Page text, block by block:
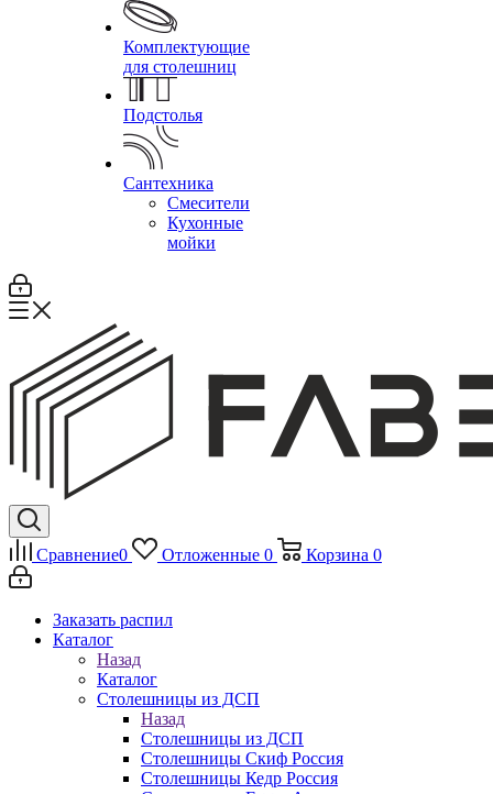
Комплектующие
для столешниц
Подстолья
Сантехника
Смесители
Кухонные
мойки
Сравнение0 Отложенные 0 Корзина 0
Заказать распил
Каталог
Назад
Каталог
Столешницы из ДСП
Назад
Столешницы из ДСП
Столешницы Скиф Россия
Столешницы Кедр Россия